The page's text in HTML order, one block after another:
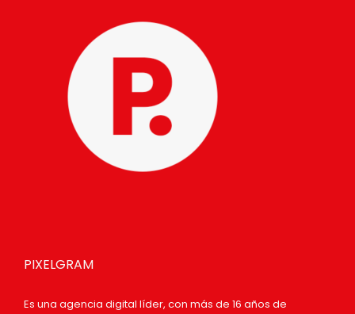
PIXELGRAM
Es una agencia digital líder, con más de 16 años de